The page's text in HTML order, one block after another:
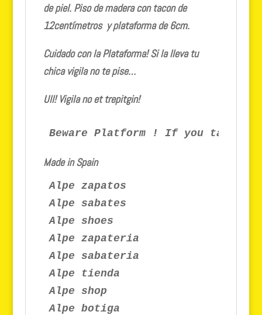
de piel. Piso de madera con tacon de
12centímetros y plataforma de 6cm.
Cuidado con la Plataforma! Si la lleva tu
chica vigila no te pise…
Ull! Vigila no et trepitgin!
Beware Platform ! If you take
Made in Spain
Alpe zapatos
Alpe sabates
Alpe shoes
Alpe zapateria
Alpe sabateria
Alpe tienda
Alpe shop
Alpe botiga